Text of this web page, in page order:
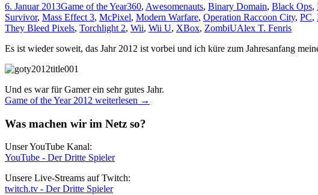
6. Januar 2013Game of the Year360, Awesomenauts, Binary Domain, Black Ops,
Survivor, Mass Effect 3, McPixel, Modern Warfare, Operation Raccoon City, PC,
They Bleed Pixels, Torchlight 2, Wii, Wii U, XBox, ZombiUAlex T. Fenris
Es ist wieder soweit, das Jahr 2012 ist vorbei und ich küre zum Jahresanfang
Und es war für Gamer ein sehr gutes Jahr.
Game of the Year 2012 weiterlesen →
Was machen wir im Netz so?
Unser YouTube Kanal:
YouTube - Der Dritte Spieler
Unsere Live-Streams auf Twitch:
twitch.tv - Der Dritte Spieler